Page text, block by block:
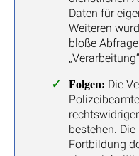
Daten für
Weiteren
bloße
Folgen: Die
bestehen.
Fortbildung